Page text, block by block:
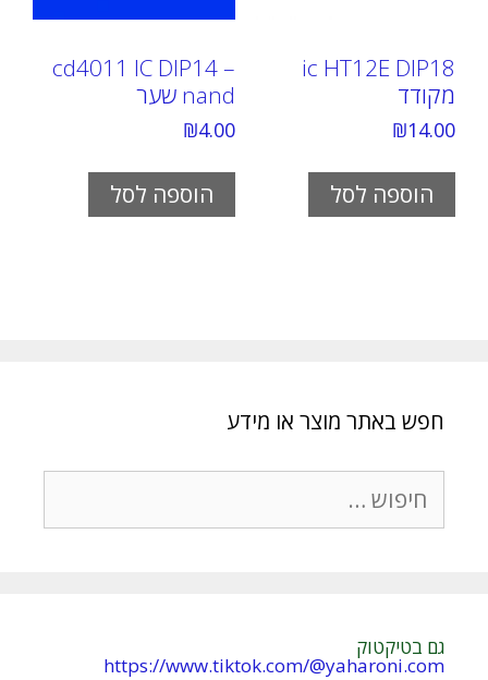
ic HT12E DIP18
מקודד
₪14.00
הוספה לסל
cd4011 IC DIP14 –
nand שער
₪4.00
הוספה לסל
חפש באתר מוצר או מידע
חיפוש:
גם בטיקטוק
https://www.tiktok.com/@yaharoni.com